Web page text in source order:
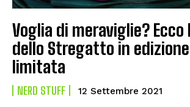
Voglia di meraviglie?
dello Stregatto in
limitata
NERD STUFF 12 Settembre 2021